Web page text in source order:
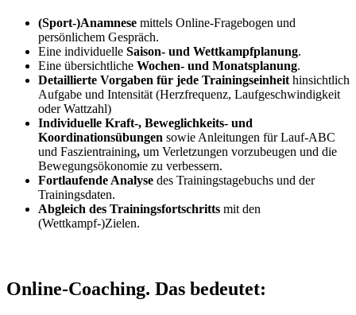
(Sport-)Anamnese mittels Online-Fragebogen und
persönlichem Gespräch.
Eine individuelle Saison- und Wettkampfplanung.
Eine übersichtliche Wochen- und Monatsplanung.
Detaillierte Vorgaben für jede Trainingseinheit hinsichtlich
Aufgabe und Intensität (Herzfrequenz, Laufgeschwindigkeit
oder Wattzahl)
Individuelle Kraft-, Beweglichkeits- und
Koordinationsübungen sowie Anleitungen für Lauf-ABC
und Faszientraining, um Verletzungen vorzubeugen und die
Bewegungsökonomie zu verbessern.
Fortlaufende Analyse des Trainingstagebuchs und der
Trainingsdaten.
Abgleich des Trainingsfortschritts mit den
(Wettkampf-)Zielen.
Online-Coaching. Das bedeutet: